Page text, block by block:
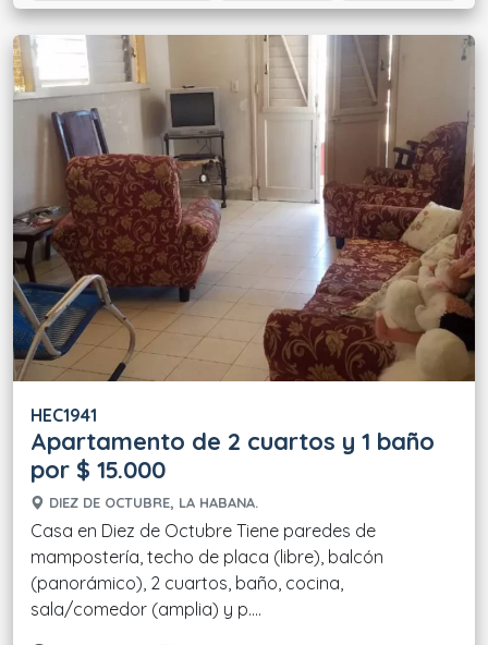
HEC1941
Apartamento de 2 cuartos y 1 baño
por $ 15.000
DIEZ DE OCTUBRE, LA HABANA.
Casa en Diez de Octubre Tiene paredes de
mampostería, techo de placa (libre), balcón
(panorámico), 2 cuartos, baño, cocina,
sala/comedor (amplia) y p....